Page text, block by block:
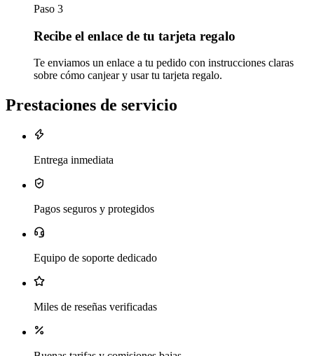
Paso 3
Recibe el enlace de tu tarjeta regalo
Te enviamos un enlace a tu pedido con instrucciones claras
sobre cómo canjear y usar tu tarjeta regalo.
Prestaciones de servicio
Entrega inmediata
Pagos seguros y protegidos
Equipo de soporte dedicado
Miles de reseñas verificadas